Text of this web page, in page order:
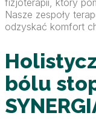
fizjoterapii, który
Nasze zespoły
odzyskać komfort
bólu